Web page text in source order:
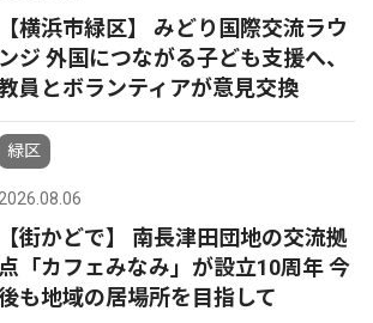
【横浜市緑区】 みどり国際交流ラウ
ンジ 外国につながる子ども支援へ、
員とボランティアが意見交換
緑区
2026.08.06
【街かどで】 南長津田団地の交流拠
点「カフェみなみ」が設立10周年 今
も地域の居場所を目指して